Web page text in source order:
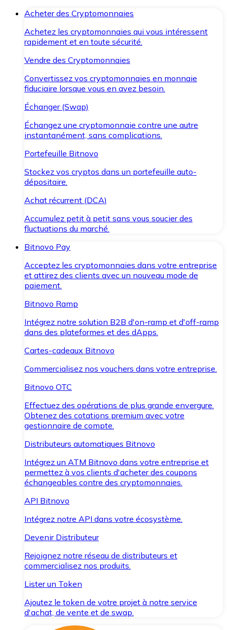
Acheter des Cryptomonnaies
Achetez les cryptomonnaies qui vous intéressent
rapidement et en toute sécurité.
Vendre des Cryptomonnaies
Convertissez vos cryptomonnaies en monnaie
fiduciaire lorsque vous en avez besoin.
Échanger (Swap)
Échangez une cryptomonnaie contre une autre
instantanément, sans complications.
Portefeuille Bitnovo
Stockez vos cryptos dans un portefeuille auto-
dépositaire.
Achat récurrent (DCA)
Accumulez petit à petit sans vous soucier des
fluctuations du marché.
Bitnovo Pay
Acceptez les cryptomonnaies dans votre entreprise
et attirez des clients avec un nouveau mode de
paiement.
Bitnovo Ramp
Intégrez notre solution B2B d'on-ramp et d'off-ramp
dans des plateformes et des dApps.
Cartes-cadeaux Bitnovo
Commercialisez nos vouchers dans votre entreprise.
Bitnovo OTC
Effectuez des opérations de plus grande envergure.
Obtenez des cotations premium avec votre
gestionnaire de compte.
Distributeurs automatiques Bitnovo
Intégrez un ATM Bitnovo dans votre entreprise et
permettez à vos clients d'acheter des coupons
échangeables contre des cryptomonnaies.
API Bitnovo
Intégrez notre API dans votre écosystème.
Devenir Distributeur
Rejoignez notre réseau de distributeurs et
commercialisez nos produits.
Lister un Token
Ajoutez le token de votre projet à notre service
d'achat, de vente et de swap.